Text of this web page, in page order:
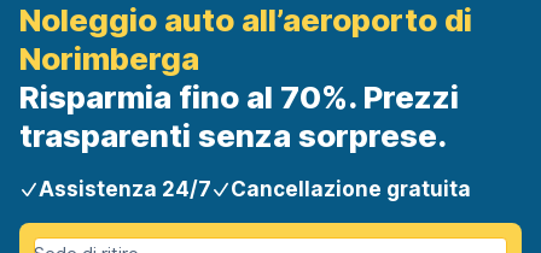
Noleggio auto all’aeroporto di
Norimberga
Risparmia fino al 70%. Prezzi
trasparenti senza sorprese.
Assistenza 24/7 Cancellazione gratuita